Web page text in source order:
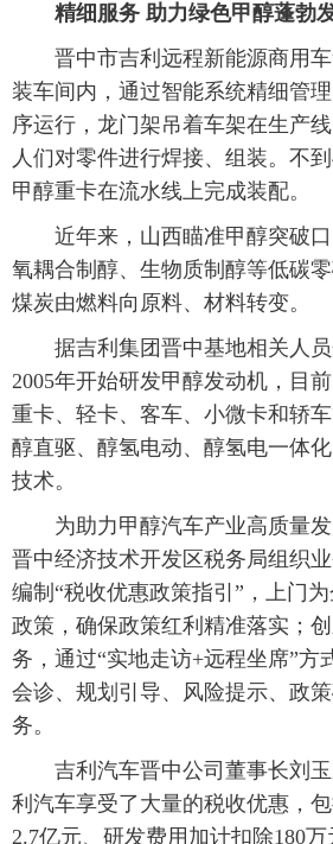
精细服务 助力绿色甲醇蓬勃
晋中市吉利远程新能源商用车
装车间内，通过智能系统精细管
序运行，龙门架吊着车架在生产
人们对零件进行焊接、组装。不
甲醇重卡在流水线上完成装配。
近年来，山西瞄准甲醇突破口
氧耦合制醇、生物质制醇等低碳
煤炭由燃料向原料、材料转变。
据吉利集团晋中基地相关人员
2005年开始研发甲醇发动机，目
重卡、轻卡、客车、小微卡和轿
醇直驱、醇氢电动、醇氢电一体
技术。
为助力甲醇汽车产业高质量发
晋中经济技术开发区税务局组织
编制“税收优惠政策指引”，上门
政策，确保政策红利精准落实；
务，通过“实地走访+远程坐席”方
会诊、规划引导、风险提示、政
务。
吉利汽车晋中公司董事长刘玉
利汽车享受了大量的税收优惠，
2.7亿元、研发费用加计扣除180